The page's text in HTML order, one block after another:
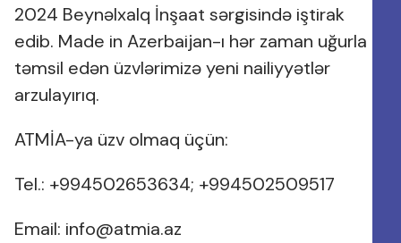
2024 Beynəlxalq İnşaat sərgisində iştirak
edib. Made in Azerbaijan-ı hər zaman uğurla
təmsil edən üzvlərimizə yeni nailiyyətlər
arzulayırıq.
ATMİA-ya üzv olmaq üçün:
Tel.: +994502653634; +994502509517
Email: info@atmia.az